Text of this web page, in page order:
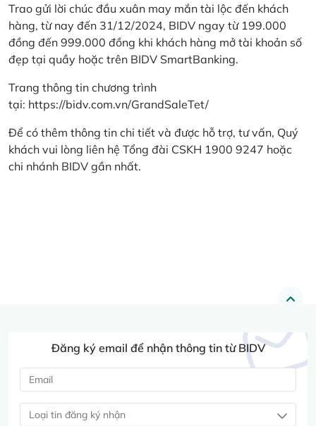
Trao gửi lời chúc đầu xuân may mắn tài lộc đến khách
hàng, từ nay đến 31/12/2024, BIDV ngay từ 199.000
đồng đến 999.000 đồng khi khách hàng mở tài khoản số
đẹp tại quầy hoặc trên BIDV SmartBanking.
Trang thông tin chương trình
tại: https://bidv.com.vn/GrandSaleTet/
Để có thêm thông tin chi tiết và được hỗ trợ, tư vấn, Quý
khách vui lòng liên hệ Tổng đài CSKH 1900 9247 hoặc
chi nhánh BIDV gần nhất.
Đăng ký email để nhận thông tin từ BIDV
Loại tin đăng ký nhận